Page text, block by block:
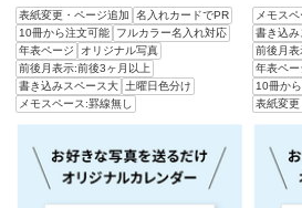
表紙変更・ページ追加
名入れカードでPR
10冊から注文可能
フルカラー名入れ対応
年表ページ
オリジナル写真
前後月表示:前後3ヶ月以上
書き込みスペース大 土曜日色分け
メモスペース:罫線無し
メモス
書き込
前後月
年表ペー
10冊か
表紙変更